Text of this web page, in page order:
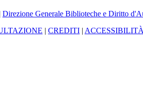
Direzione Generale Biblioteche e Diritto
| CREDITI |